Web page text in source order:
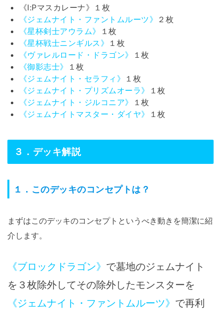
《I:Pマスカレーナ》１枚
《ジェムナイト・ファントムルーツ》
２枚
《星杯剣士アウラム》
１枚
《星杯戦士ニンギルス》
１枚
《ヴァレルロード・ドラゴン》
１枚
《御影志士》
１枚
《ジェムナイト・セラフィ》
１枚
《ジェムナイト・プリズムオーラ》
１枚
《ジェムナイト・ジルコニア》
１枚
《ジェムナイトマスター・ダイヤ》
１枚
３．デッキ解説
１．このデッキのコンセプトは？
まずはこのデッキのコンセプトというべき動きを簡潔に紹
介します。
《ブロックドラゴン》 で墓地のジェムナイト
を３枚除外してその除外したモンスターを
《ジェムナイト・ファントムルーツ》 で再利